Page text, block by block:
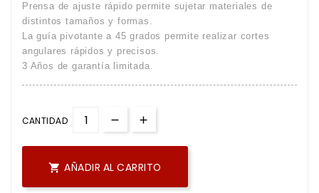
Prensa de ajuste rápido permite sujetar materiales de
distintos tamaños y formas.
La guía pivotante a 45 grados permite realizar cortes
angulares rápidos y precisos.
3 Años de garantía limitada.
CANTIDAD
 AÑADIR AL CARRITO